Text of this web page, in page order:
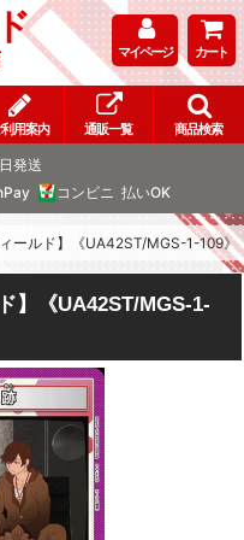
マイページ カート
利用案内 通販一覧 商品検索
発送
コンビニ 払いOK
ールド】《UA42ST/MGS-1-109》
】《UA42ST/MGS-1-